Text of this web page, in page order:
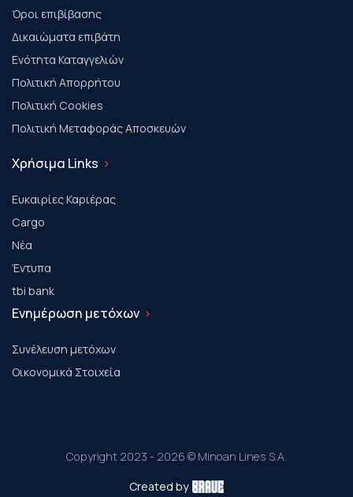
Όροι επιβίβασης
Δικαιώματα επιβάτη
Ενότητα Καταγγελιών
Πολιτική Απορρήτου
Πολιτική Cookies
Πολιτική Μεταφοράς Αποσκευών
Χρήσιμα Links
Ευκαιρίες Καριέρας
Cargo
Νέα
Έντυπα
tbi bank
Ενημέρωση μετόχων
Συνέλευση μετόχων
Οικονομικά Στοιχεία
Copyright 2023 - 2026 © Minoan Lines S.A.
Created by